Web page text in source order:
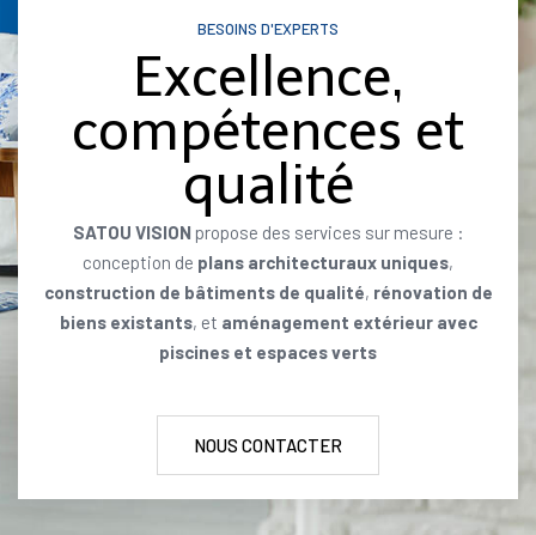
BESOINS D'EXPERTS
Excellence,
compétences et
qualité
SATOU VISION propose des services sur mesure :
conception de plans architecturaux uniques,
construction de bâtiments de qualité, rénovation de
biens existants, et aménagement extérieur avec
piscines et espaces verts
NOUS CONTACTER